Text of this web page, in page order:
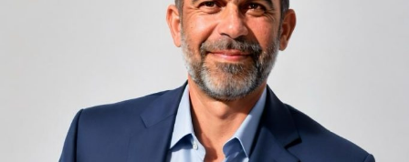
Zgomotul pașilor din camera de sus sau din coridorul
adiacent rămâne una dintre cele mai frecvente
nemulțumiri semnalate de oaspeți în recenziile online,
chiar și la unități altfel apreciate pentru servicii și
locație. De multe ori, oaspeții nu identifică pardoseala
drept sursa reală a problemei, ci descriu simplu senzația
de spațiu zgomotos sau agitat.